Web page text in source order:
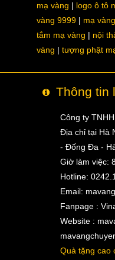
mạ vàng
logo ô tô
vàng 9999
mạ
tắm mạ vàng
nội
vàng
tượng phật
Thông tin
Công ty
Địa chỉ tại Hà
- Đống Đa -
Giờ làm việc:
Hotline:
Email:
Fanpage :
Website :
Quà tặng cao